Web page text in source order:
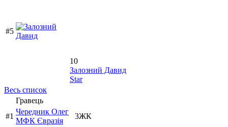
#5
10
Залозний Давид
Star
Весь список
Гравець
#1
Чередник Олег
МФК Євразія
3ЖК